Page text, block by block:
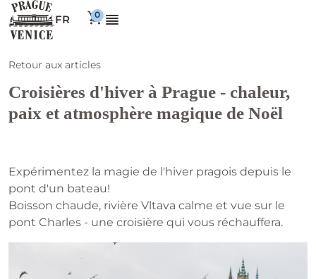
FR
Retour aux articles
Croisières d'hiver à Prague - chaleur,
paix et atmosphère magique de Noël
Expérimentez la magie de l'hiver pragois depuis le
pont d'un bateau!
Boisson chaude, rivière Vltava calme et vue sur le
pont Charles - une croisière qui vous réchauffera.